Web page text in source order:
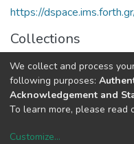
https://
Collections
RICONTRANS Project
Full item page
DSpace software
We collect and process
following purposes:
Acknowledgement and
To learn more, please read
Customize...